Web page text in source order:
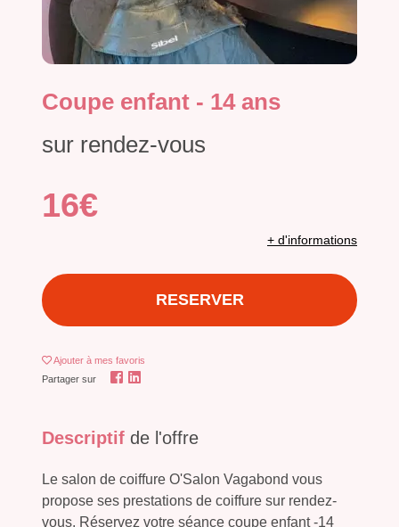
Coupe enfant - 14 ans
sur rendez-vous
16€
+ d'informations
RESERVER
Ajouter à mes favoris
Partager sur
Descriptif de l'offre
Le salon de coiffure O'Salon Vagabond vous
propose ses prestations de coiffure sur rendez-
vous. Réservez votre séance coupe enfant -14